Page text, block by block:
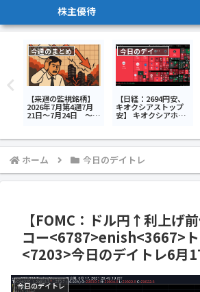
株主優待
今週のまとめ
【来週の監視銘柄】
2026年7月第4週7月
21日～7月24日 ～荒
今日のデイトレ
【日経：2694円安、
キオクシアストップ
安】 キオクシアホー
ルディングス
<3382>NEXT
NOTES 韓国
KOSPI・ベア
ETN<2034>今日のデ
イトレ7月17日
ホーム 今日のデイトレ
【FOMC：ドル円↑利上げ
コー<6787>enish<3667>
<7203>今日のデイトレ6月
今日のデイトレ